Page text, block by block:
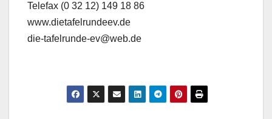
Telefax (0 32 12) 149 18 86
www.dietafelrundeev.de
die-tafelrunde-ev@web.de